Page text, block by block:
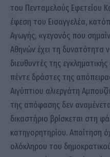
του Πενταμελούς Εφετείου
έφεση του Εισαγγελέα,
Αγωγής, «γεγονός που
Αθηνών έχει τη δυνατότητα
διευθυντές της
πέντε δράστες της
Αιγύπτιου αλιεργάτη
της απόφασης δεν
δικαστήριο βρίσκεται στη
κατηγορητηρίου. Απαίτηση
ολόκληρου του